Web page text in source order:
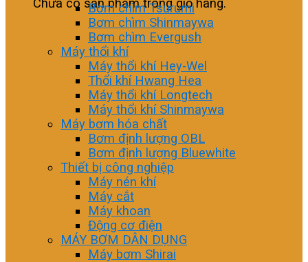
Chưa có sản phẩm trong giỏ hàng.
Bơm chìm Tsurumi
Bơm chìm Shinmaywa
Bơm chìm Evergush
Máy thổi khí
Máy thổi khí Hey-Wel
Thổi khí Hwang Hea
Máy thổi khí Longtech
Máy thổi khí Shinmaywa
Máy bơm hóa chất
Bơm định lượng OBL
Bơm định lượng Bluewhite
Thiết bị công nghiệp
Máy nén khí
Máy cắt
Máy khoan
Động cơ điện
MÁY BƠM DÂN DỤNG
Máy bơm Shirai